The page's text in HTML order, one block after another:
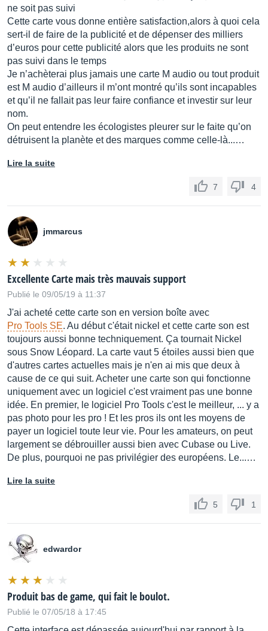
ne soit pas suivi
Cette carte vous donne entière satisfaction,alors à quoi cela
sert-il de faire de la publicité et de dépenser des milliers
d’euros pour cette publicité alors que les produits ne sont
pas suivi dans le temps
Je n’achèterai plus jamais une carte M audio ou tout produit
est M audio d’ailleurs il m’ont montré qu’ils sont incapables
et qu’il ne fallait pas leur faire confiance et investir sur leur
nom.
On peut entendre les écologistes pleurer sur le faite qu’on
détruisent la planète et des marques comme celle-là...…
Lire la suite
7 4
jmmarcus
Excellente Carte mais très mauvais support
Publié le 09/05/19 à 11:37
J'ai acheté cette carte son en version boîte avec
Pro Tools SE. Au début c'était nickel et cette carte son est
toujours aussi bonne techniquement. Ça tournait Nickel
sous Snow Léopard. La carte vaut 5 étoiles aussi bien que
d'autres cartes actuelles mais je n'en ai mis que deux à
cause de ce qui suit. Acheter une carte son qui fonctionne
uniquement avec un logiciel c'est vraiment pas une bonne
idée. En premier, le logiciel Pro Tools c'est le meilleur, ... y a
pas photo pour les pro ! Et les pros ils ont les moyens de
payer un logiciel toute leur vie. Pour les amateurs, on peut
largement se débrouiller aussi bien avec Cubase ou Live.
De plus, pourquoi ne pas privilégier des européens. Le...…
Lire la suite
5 1
edwardor
Produit bas de game, qui fait le boulot.
Publié le 07/05/18 à 17:45